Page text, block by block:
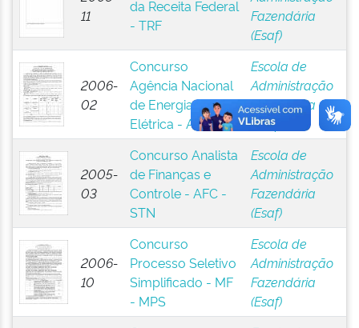
11
da Receita Federal
- TRF
Fazendária
(Esaf)
2006-
02
Concurso
Agência Nacional
de Energia
Elétrica - ANEEL
Escola de
Administração
Fazendária
(Esaf)
2005-
03
Concurso Analista
de Finanças e
Controle - AFC -
STN
Escola de
Administração
Fazendária
(Esaf)
2006-
10
Concurso
Processo Seletivo
Simplificado - MF
- MPS
Escola de
Administração
Fazendária
(Esaf)